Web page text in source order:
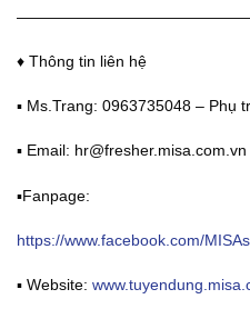
♦️ Thông tin liên hệ
▪️ Ms.Trang: 0963735048 – Phụ
▪️ Email: hr@fresher.misa.com.vn
▪️Fanpage:
https://www.facebook.com/
▪️ Website: